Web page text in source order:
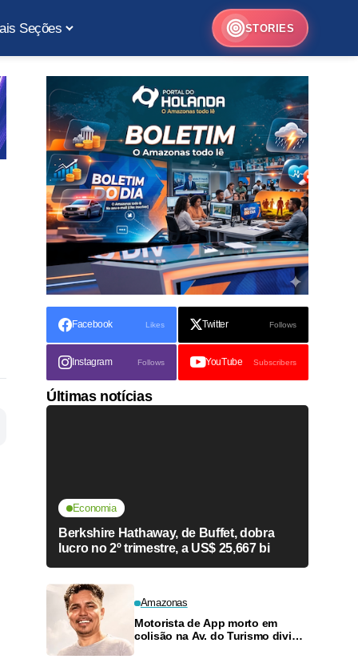
Seções STORIES
Facebook Likes Twitter Follows
Instagram Follows YouTube Subscribers
Últimas notícias
Economia
Berkshire Hathaway, de Buffet, dobra
lucro no 2º trimestre, a US$ 25,667 bi
Amazonas
Motorista de App morto em
colisão na Av. do Turismo dividia